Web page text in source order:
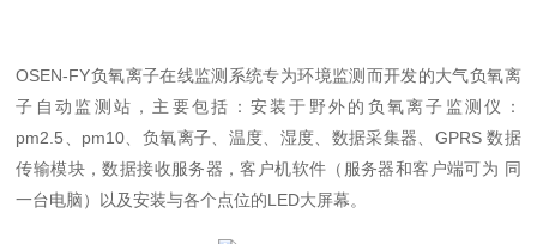
OSEN-FY负氧离子在线监测系统专为环境监测而开发的大气负氧离
子自动监测站，主要包括：安装于野外的负氧离子监测仪：
pm2.5、pm10、负氧离子、温度、湿度、数据采集器、GPRS 数据
传输模块，数据接收服务器，客户机软件（服务器和客户端可为 同
一台电脑）以及安装与各个点位的LED大屏幕。